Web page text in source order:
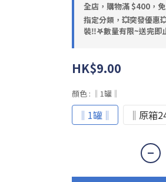
全店，購物滿 $400，免
指定分類，💥突發優惠
裝‼️𖤐數量有限~送完即
HK$9.00
顏色 : ‖1罐‖
‖1罐‖ ‖原箱